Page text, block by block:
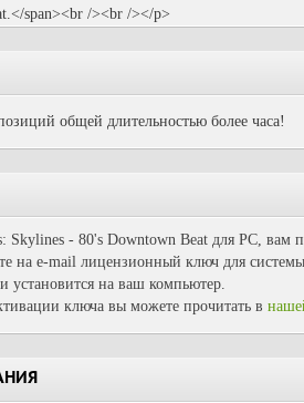
span><br /><br /></p>
общей длительностью более часа!
- 80's Downtown Beat для PC, вам
на e-mail лицензионный ключ для
и установится на ваш компьютер.
ключа вы можете прочитать в